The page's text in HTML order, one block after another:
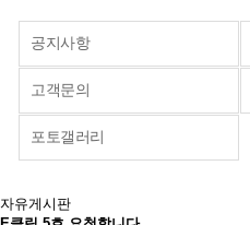
공지사항
고객문의
포토갤러리
자유게시판